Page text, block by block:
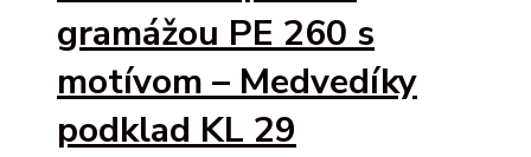
gramážou PE 260 s
motívom – Medvedíky
podklad KL 29